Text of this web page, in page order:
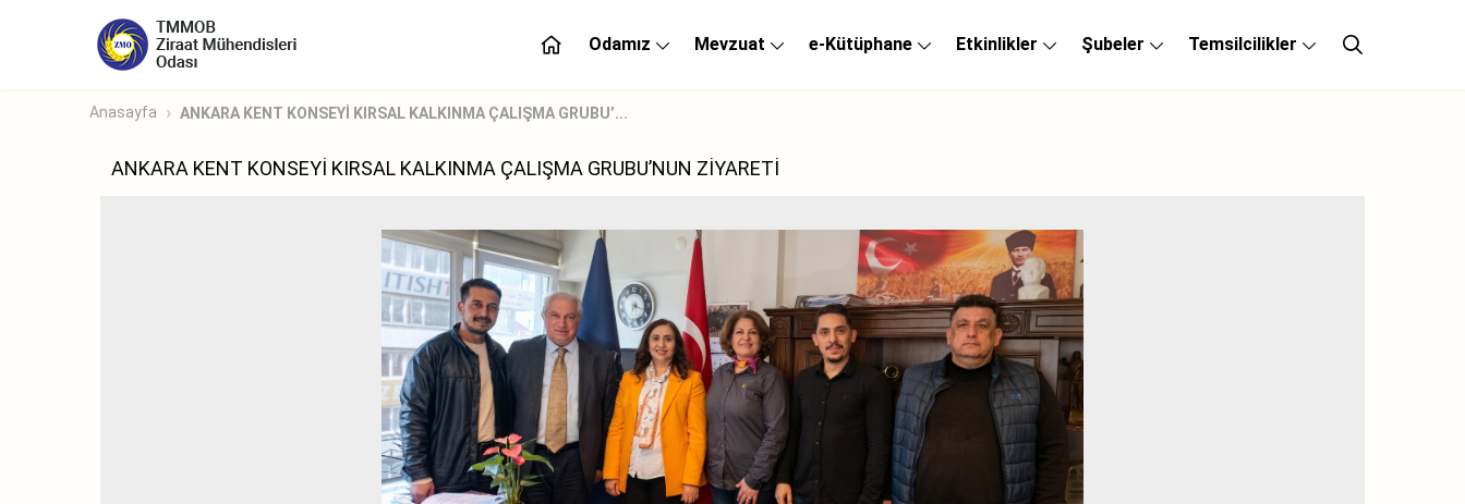
Odamız Mevzuat e-Kütüphane Etkinlikler Şubeler Temsilcilikler
Anasayfa ANKARA KENT KONSEYİ KIRSAL KALKINMA ÇALIŞMA GRUBU’...
ANKARA KENT KONSEYİ KIRSAL KALKINMA ÇALIŞMA GRUBU’NUN ZİYARETİ